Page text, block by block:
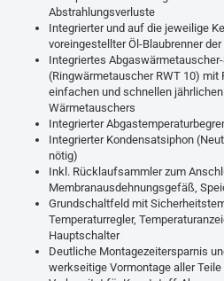
Abstrahlungsverluste
Integrierter und auf die jeweilige
voreingestellter Öl-Blaubrenner der
Integriertes
(Ringwärmetauscher RWT 10) mit
einfachen und schnellen
Wärmetauschers
Integrierter
Integrierter Kondensatsiphon
nötig)
Inkl. Rücklaufsammler zum
Membranausdehnungsgefäß,
Grundschaltfeld mit
Temperaturregler,
Hauptschalter
Deutliche Montagezeitersparnis
werkseitige Vormontage aller Teile